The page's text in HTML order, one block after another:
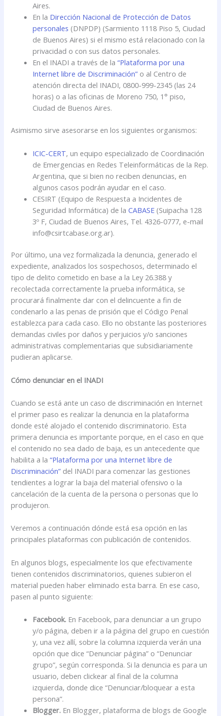
Aires.
En la Dirección Nacional de Protección de Datos
personales (DNPDP) (Sarmiento 1118 Piso 5, Ciudad
de Buenos Aires) si el mismo está relacionado con la
privacidad o con sus datos personales.
En el INADI a través de la“Plataforma por una
Internet libre de Discriminación” o al Centro de
atención directa del INADI, 0800-999-2345 (las 24
horas) o a las oficinas de Moreno 750, 1° piso,
Ciudad de Buenos Aires.
Asimismo sirve asesorarse en los siguientes organismos:
ICIC-CERT, un equipo especializado de Coordinación
de Emergencias en Redes Teleinformáticas de la Rep.
Argentina, que si bien no reciben denuncias, en
algunos casos podrán ayudar en el caso.
CESIRT (Equipo de Respuesta a Incidentes de
Seguridad Informática) de laCABASE (Suipacha 128
3º F, Ciudad de Buenos Aires, Tel. 4326-0777, e-mail
info@csirtcabase.org.ar).
Por último, una vez formalizada la denuncia, generado el
expediente, analizados los sospechosos, determinado el
tipo de delito cometido en base a la Ley 26.388 y
recolectada correctamente la prueba informática, se
procurará finalmente dar con el delincuente a fin de
condenarlo a las penas de prisión que el Código Penal
establezca para cada caso. Ello no obstante las posteriores
demandas civiles por daños y perjuicios y/o sanciones
administrativas complementarias que subsidiariamente
pudieran aplicarse.
Cómo denunciar en el INADI
Cuando se está ante un caso de discriminación en Internet
el primer paso es realizar la denuncia en la plataforma
donde esté alojado el contenido discriminatorio. Esta
primera denuncia es importante porque, en el caso en que
el contenido no sea dado de baja, es un antecedente que
habilita a la“Plataforma por una Internet libre de
Discriminación” del INADI para comenzar las gestiones
tendientes a lograr la baja del material ofensivo o la
cancelación de la cuenta de la persona o personas que lo
produjeron.
Veremos a continuación dónde está esa opción en las
principales plataformas con publicación de contenidos.
En algunos blogs, especialmente los que efectivamente
tienen contenidos discriminatorios, quienes subieron el
material pueden haber eliminado esta barra. En ese caso,
pasen al punto siguiente:
Facebook. En Facebook, para denunciar a un grupo
y/o página, deben ir a la página del grupo en cuestión
y, una vez allí, sobre la columna izquierda verán una
opción que dice “Denunciar página” o “Denunciar
grupo”, según corresponda. Si la denuncia es para un
usuario, deben clickear al final de la columna
izquierda, donde dice “Denunciar/bloquear a esta
persona”.
Blogger. En Blogger, plataforma de blogs de Google